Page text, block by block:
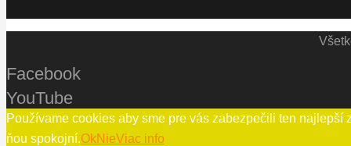
Facebook
YouTube
Používame cookies aby sme pre vás zabezpečili ten
ňou spokojní.OkNieViac info